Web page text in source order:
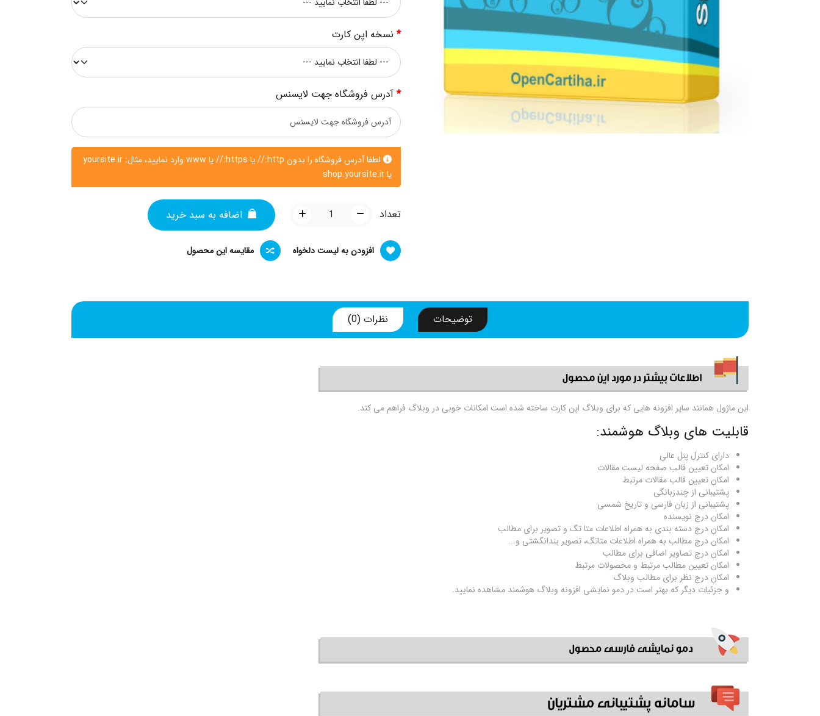
نسخه اپن کارت
آدرس فروشگاه جهت لایسنس
لطفا آدرس فروشگاه را بدون http:// یا https:// یا www وارد نمایید، مثال: yoursite.ir
یا shop.yoursite.ir
تعداد اضافه به سبد خرید
افزودن به لیست دلخواه مقایسه این محصول
توضیحات نظرات (0)
این ماژول همانند سایر افزونه هایی که برای وبلاگ اپن کارت ساخته شده است امکانات خوبی در وبلاگ فراهم می کند.
قابلیت های وبلاگ هوشمند:
دارای کنترل پنل عالی
امکان تعیین قالب صفحه لیست مقالات
امکان تعیین قالب مقالات مرتبط
پشتیبانی از چندزبانگی
پشتیبانی از زبان فارسی و تاریخ شمسی
امکان درج نویسنده
امکان درج دسته بندی به همراه اطلاعات متا تگ و تصویر برای مطالب
امکان درج مطالب به همراه اطلاعات متاتگ، تصویر بندانگشتی و...
امکان درج تصاویر اضافی برای مطالب
امکان تعیین مطالب مرتبط و محصولات مرتبط
امکان درج نظر برای مطالب وبلاگ
و جزئیات دیگر که بهتر است در دمو نمایشی افزونه وبلاگ هوشمند مشاهده نمایید.